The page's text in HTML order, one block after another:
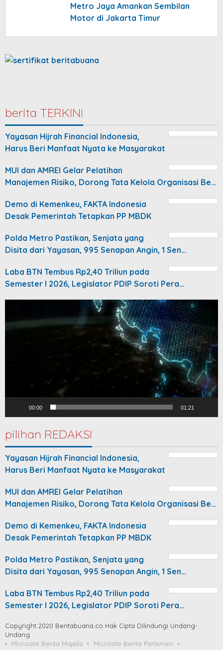
Metro Jaya Amankan Sembilan
Motor di Jakarta Timur
berita TERKINI
Yayasan Hijrah Financial Indonesia,
Harus Beri Manfaat Nyata ke Masyarakat
MUI dan AMREI Gelar Pelatihan
Manajemen Risiko, Dorong Tata Kelola Organisasi Be…
Demo di Kemenkeu, FAKTA Indonesia
Desak Pemerintah Tetapkan PP MBDK
Polda Metro Pastikan, Senjata yang
Disita dari Yayasan, 995 Senapan Angin, 1 Sen…
Laba BTN Tembus Rp2,40 Triliun pada
Semester I 2026, Legislator PDIP Soroti Pera…
00:00 01:21
pilihan REDAKSI
Yayasan Hijrah Financial Indonesia,
Harus Beri Manfaat Nyata ke Masyarakat
MUI dan AMREI Gelar Pelatihan
Manajemen Risiko, Dorong Tata Kelola Organisasi Be…
Demo di Kemenkeu, FAKTA Indonesia
Desak Pemerintah Tetapkan PP MBDK
Polda Metro Pastikan, Senjata yang
Disita dari Yayasan, 995 Senapan Angin, 1 Sen…
Laba BTN Tembus Rp2,40 Triliun pada
Semester I 2026, Legislator PDIP Soroti Pera…
Copyright 2020 Beritabuana.co Hak Cipta Dilindungi Undang-
Undang
Microsite Berita Majelis
Microsite Berita Parlemen